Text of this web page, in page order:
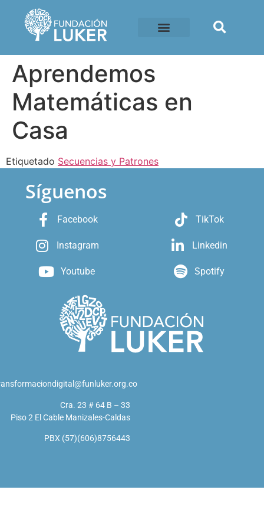
Aprendemos
Matemáticas en
Casa
Etiquetado Secuencias y Patrones
Síguenos
Facebook
Instagram
Youtube
TikTok
Linkedin
Spotify
Cra. 23 # 64 B – 33
Piso 2 El Cable Manizales-Caldas
PBX (57)(606)8756443